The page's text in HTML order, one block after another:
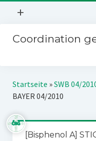
Menü
+
Mitmachen
Über uns
Kontakt
Impressum
Coordination
Kampagnen
Stichwort BAYER
Startseite »SWB 04/
BAYER 04/2010
[Bisphenol A]